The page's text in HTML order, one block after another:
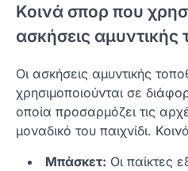
Κοινά σπορ που
ασκήσεις αμυντικής
Οι ασκήσεις αμυντικής
χρησιμοποιούνται σε
οποία προσαρμόζει τις
μοναδικό του παιχνίδι.
Μπάσκετ: Οι παίκτες